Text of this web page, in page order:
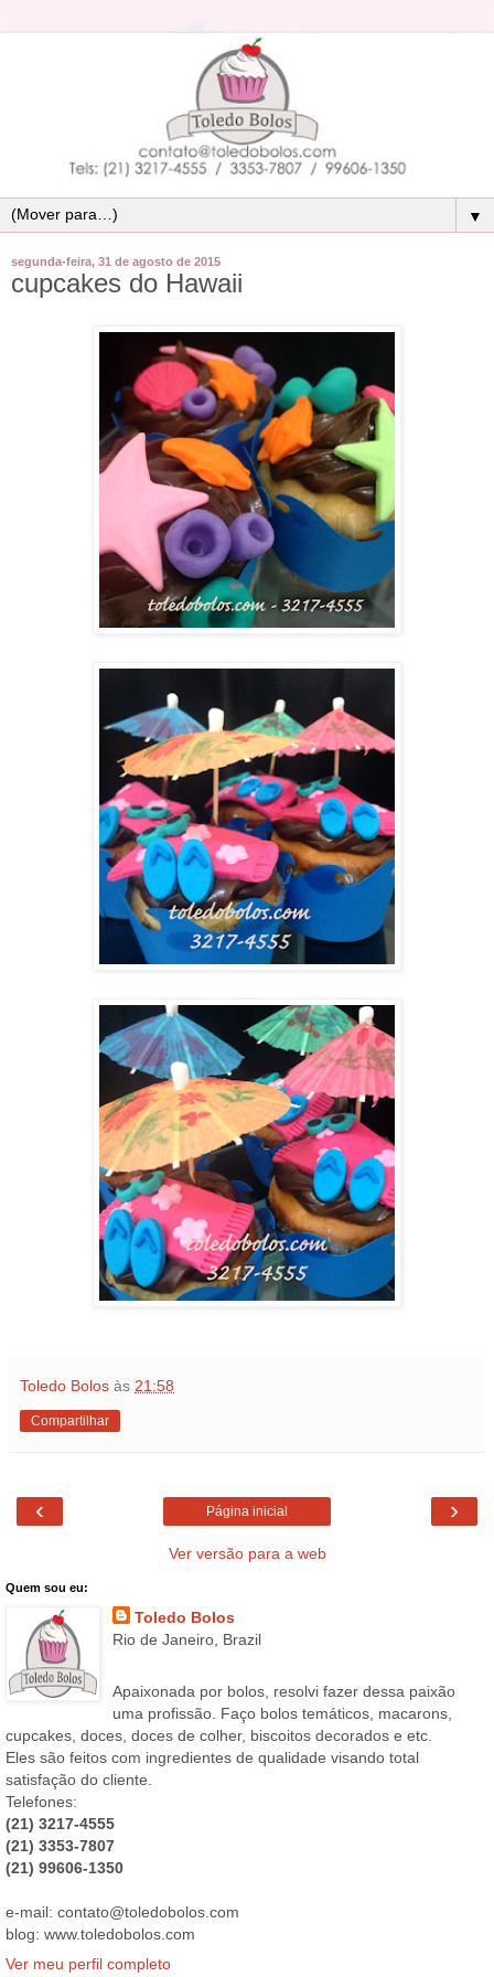
▼
segunda-feira, 31 de agosto de 2015
cupcakes do Hawaii
Toledo Bolos às 21:58
Compartilhar
‹ ›
Página inicial
Ver versão para a web
Quem sou eu:
Toledo Bolos
Rio de Janeiro, Brazil
Apaixonada por bolos, resolvi fazer dessa paixão
uma profissão. Faço bolos temáticos, macarons,
cupcakes, doces, doces de colher, biscoitos decorados e etc.
Eles são feitos com ingredientes de qualidade visando total
satisfação do cliente.
Telefones:
(21) 3217-4555
(21) 3353-7807
(21) 99606-1350
e-mail: contato@toledobolos.com
blog: www.toledobolos.com
Ver meu perfil completo